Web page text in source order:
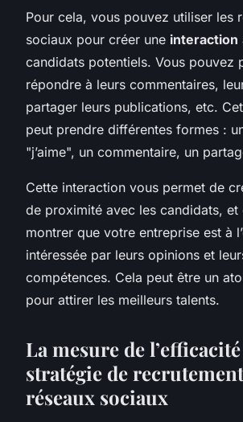
Pour cela, vous pouvez utiliser les
sociaux pour créer une interaction
candidats potentiels. Vous pouvez
répondre à leurs commentaires,
partager leurs publications, etc.
peut prendre différentes formes :
"j’aime", un commentaire, un
Cette interaction vous permet de
de proximité avec les candidats, et
montrer que votre entreprise est à
intéressée par leurs opinions et
compétences. Cela peut être un
pour attirer les meilleurs talents.
La mesure de
stratégie de
réseaux sociaux